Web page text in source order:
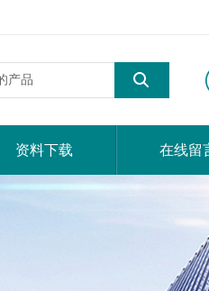
资料下载 在线留